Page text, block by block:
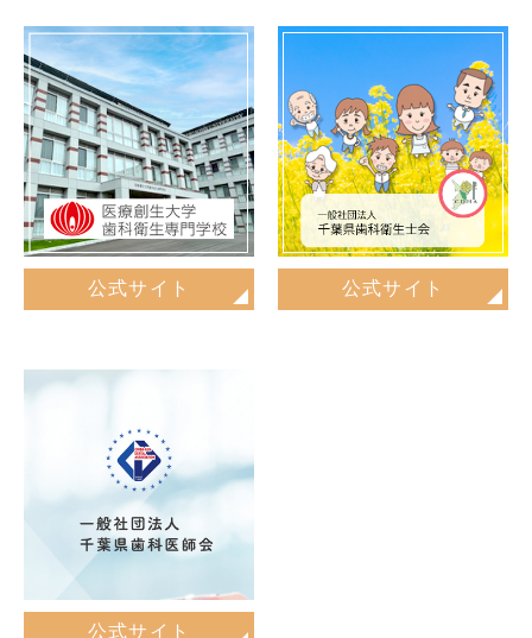
公式サイト 公式サイト
公式サイト